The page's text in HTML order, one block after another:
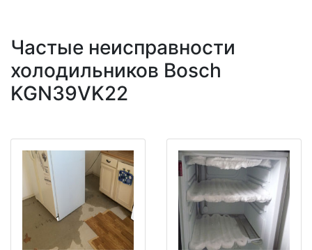
Частые неисправности
холодильников Bosch
KGN39VK22